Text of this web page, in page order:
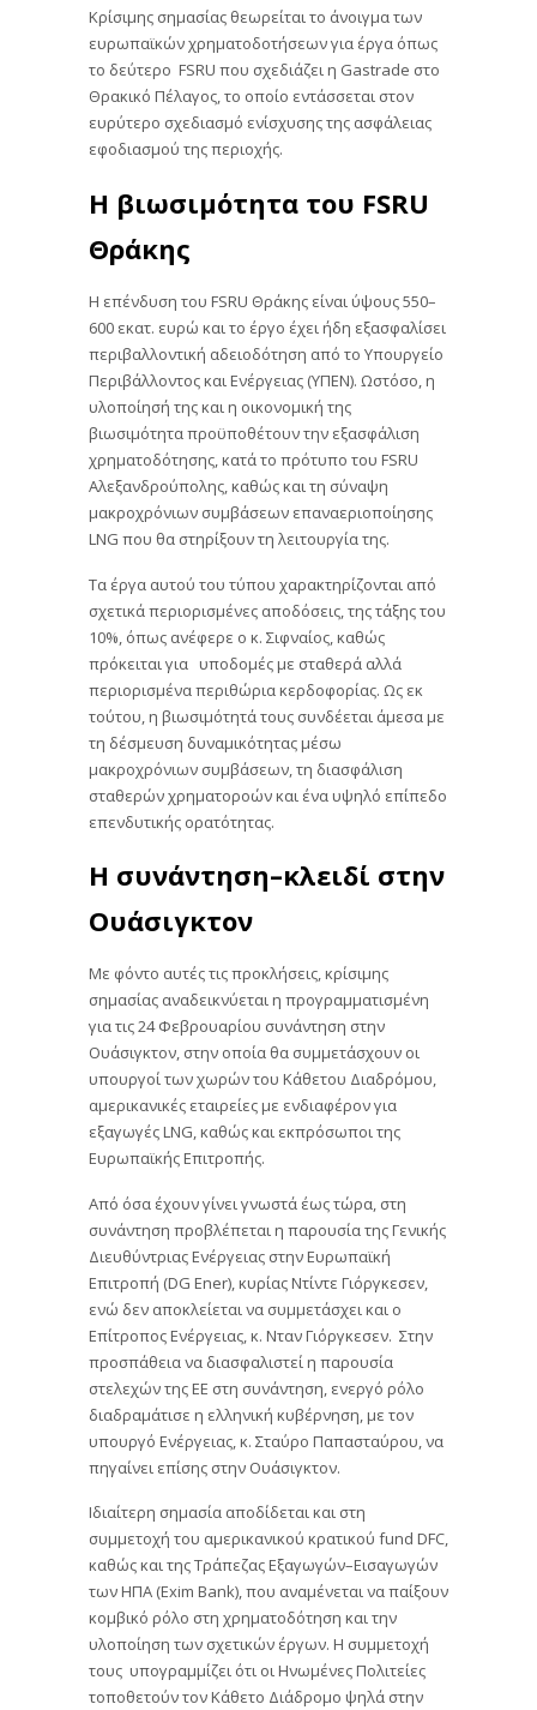
Κρίσιμης σημασίας θεωρείται το άνοιγμα των
ευρωπαϊκών χρηματοδοτήσεων για έργα όπως
το δεύτερο FSRU που σχεδιάζει η Gastrade στο
Θρακικό Πέλαγος, το οποίο εντάσσεται στον
ευρύτερο σχεδιασμό ενίσχυσης της ασφάλειας
εφοδιασμού της περιοχής.
Η βιωσιμότητα του FSRU
Θράκης
Η επένδυση του FSRU Θράκης είναι ύψους 550–
600 εκατ. ευρώ και το έργο έχει ήδη εξασφαλίσει
περιβαλλοντική αδειοδότηση από το Υπουργείο
Περιβάλλοντος και Ενέργειας (ΥΠΕΝ). Ωστόσο, η
υλοποίησή της και η οικονομική της
βιωσιμότητα προϋποθέτουν την εξασφάλιση
χρηματοδότησης, κατά το πρότυπο του FSRU
Αλεξανδρούπολης, καθώς και τη σύναψη
μακροχρόνιων συμβάσεων επαναεριοποίησης
LNG που θα στηρίξουν τη λειτουργία της.
Τα έργα αυτού του τύπου χαρακτηρίζονται από
σχετικά περιορισμένες αποδόσεις, της τάξης του
10%, όπως ανέφερε ο κ. Σιφναίος, καθώς
πρόκειται για υποδομές με σταθερά αλλά
περιορισμένα περιθώρια κερδοφορίας. Ως εκ
τούτου, η βιωσιμότητά τους συνδέεται άμεσα με
τη δέσμευση δυναμικότητας μέσω
μακροχρόνιων συμβάσεων, τη διασφάλιση
σταθερών χρηματοροών και ένα υψηλό επίπεδο
επενδυτικής ορατότητας.
Η συνάντηση–κλειδί στην
Ουάσιγκτον
Με φόντο αυτές τις προκλήσεις, κρίσιμης
σημασίας αναδεικνύεται η προγραμματισμένη
για τις 24 Φεβρουαρίου συνάντηση στην
Ουάσιγκτον, στην οποία θα συμμετάσχουν οι
υπουργοί των χωρών του Κάθετου Διαδρόμου,
αμερικανικές εταιρείες με ενδιαφέρον για
εξαγωγές LNG, καθώς και εκπρόσωποι της
Ευρωπαϊκής Επιτροπής.
Από όσα έχουν γίνει γνωστά έως τώρα, στη
συνάντηση προβλέπεται η παρουσία της Γενικής
Διευθύντριας Ενέργειας στην Ευρωπαϊκή
Επιτροπή (DG Ener), κυρίας Ντίντε Γιόργκεσεν,
ενώ δεν αποκλείεται να συμμετάσχει και ο
Επίτροπος Ενέργειας, κ. Νταν Γιόργκεσεν. Στην
προσπάθεια να διασφαλιστεί η παρουσία
στελεχών της ΕΕ στη συνάντηση, ενεργό ρόλο
διαδραμάτισε η ελληνική κυβέρνηση, με τον
υπουργό Ενέργειας, κ. Σταύρο Παπασταύρου, να
πηγαίνει επίσης στην Ουάσιγκτον.
Ιδιαίτερη σημασία αποδίδεται και στη
συμμετοχή του αμερικανικού κρατικού fund DFC,
καθώς και της Τράπεζας Εξαγωγών–Εισαγωγών
των ΗΠΑ (Exim Bank), που αναμένεται να παίξουν
κομβικό ρόλο στη χρηματοδότηση και την
υλοποίηση των σχετικών έργων. Η συμμετοχή
τους υπογραμμίζει ότι οι Ηνωμένες Πολιτείες
τοποθετούν τον Κάθετο Διάδρομο ψηλά στην